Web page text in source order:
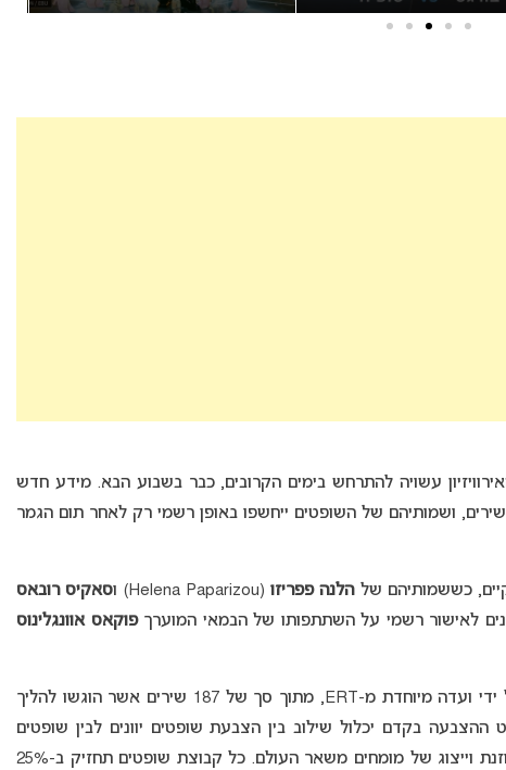
בקדם האירוויזיון עשויה להתרחש בימים הקרובים, כבר בשבוע הבא. מידע חדש
ושמותיהם של השופטים ייחשפו באופן רשמי רק לאחר תום הגמר
כששמותיהם שלהלנה פפריזו (Helena Paparizou) ו
סאקיס רובאס
פוקאס אוונגלינוס
קדם האירווזיון היווני יכלול 12 שירים, שנבחרו על ידי ועדה מיוחדת מ-ERT, מתוך סך של 187 שירים אשר הוגשו להליך
ההצבעה בקדם יכלול שילוב בין הצבעת שופטים יוונים לבין שופטים
מקצועיים בינלאומיים, על מנת ליצור תוצאה מאוזנת וייצוג של מומחים משאר העולם. כל קבוצת שופטים תחזיק ב-25%